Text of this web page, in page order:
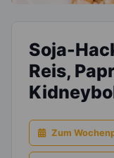
Soja-
Reis,
Zum